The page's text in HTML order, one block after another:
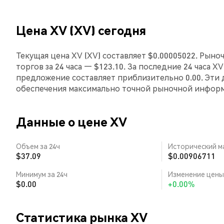
Цена XV (XV) сегодня
Текущая цена XV (XV) составляет $0.00005022.
торгов за 24 часа — $123.10. За последние 24 часа
предложение составляет приблизительно 0.00.
обеспечения максимально точной рыночной
Данные о цене XV
Объем за 24ч
$37.09
Исторический
$0.00906711
Минимум за 24ч
$0.00
Изменение цены
+0.00%
Статистика рынка XV